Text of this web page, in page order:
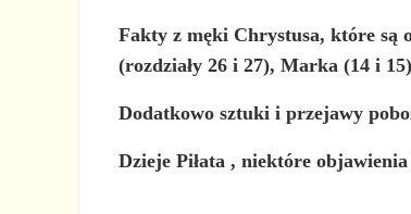
Fakty z męki Chrystusa, które są
(rozdziały 26 i 27), Marka (14 i
Dodatkowo sztuki i przejawy
Dzieje Piłata , niektóre